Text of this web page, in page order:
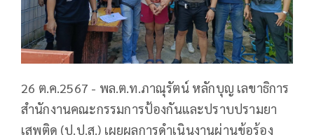
26 ต.ค.2567 - พล.ต.ท.ภาณุรัตน์ หลักบุญ เลขาธิการ
สำนักงาน​คณะกรรมการ​ป้องกัน​และ​ปราบปราม​ยา
เสพติด​ (ป.ป.ส.)​ เผยผลการดำเนินงานผ่านข้อร้อง